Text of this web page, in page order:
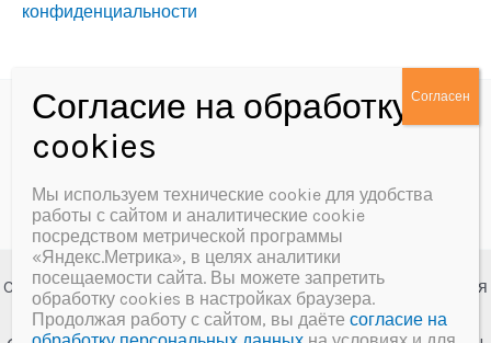
конфиденциальности
Политика конфиденциальности
Copyright © 2026 МБУК «Далматовская межпоселенческая
центральная библиотека им. А.Ф. Мерзлякова»
Мы используем технические cookie для удобства
работы с сайтом и аналитические cookie
посредством метрической программы
«Яндекс.Метрика», в целях аналитики
посещаемости сайта. Вы можете запретить
обработку cookies в настройках браузера.
Продолжая работу с сайтом, вы даётесогласие на